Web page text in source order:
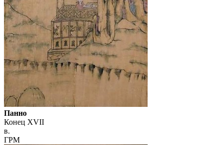
Панно
Конец XVII
в.
ГРМ